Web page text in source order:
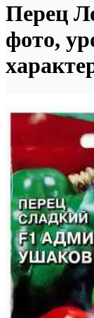
Перец
фото,